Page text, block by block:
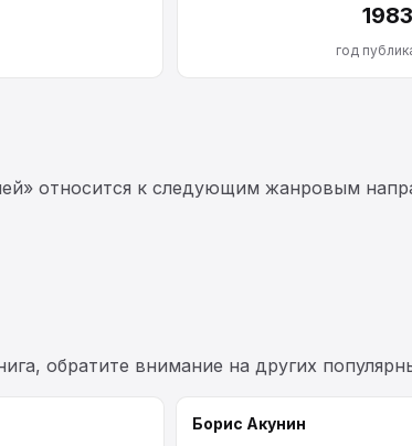
1983
год
относится к следующим жанровым
обратите внимание на других
Борис Акунин